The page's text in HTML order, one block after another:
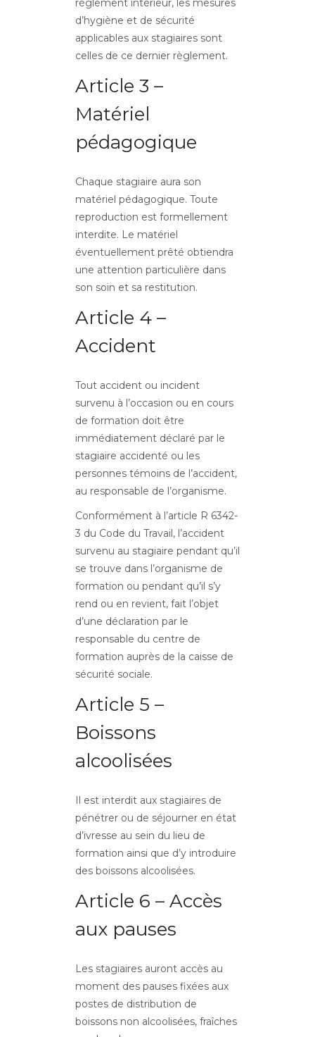
règlement intérieur, les mesures
d’hygiène et de sécurité
applicables aux stagiaires sont
celles de ce dernier règlement.
Article 3 –
Matériel
pédagogique
Chaque stagiaire aura son
matériel pédagogique. Toute
reproduction est formellement
interdite. Le matériel
éventuellement prêté obtiendra
une attention particulière dans
son soin et sa restitution.
Article 4 –
Accident
Tout accident ou incident
survenu à l’occasion ou en cours
de formation doit être
immédiatement déclaré par le
stagiaire accidenté ou les
personnes témoins de l’accident,
au responsable de l’organisme.
Conformément à l’article R 6342-
3 du Code du Travail, l’accident
survenu au stagiaire pendant qu’il
se trouve dans l’organisme de
formation ou pendant qu’il s’y
rend ou en revient, fait l’objet
d’une déclaration par le
responsable du centre de
formation auprès de la caisse de
sécurité sociale.
Article 5 –
Boissons
alcoolisées
Il est interdit aux stagiaires de
pénétrer ou de séjourner en état
d’ivresse au sein du lieu de
formation ainsi que d’y introduire
des boissons alcoolisées.
Article 6 – Accès
aux pauses
Les stagiaires auront accès au
moment des pauses fixées aux
postes de distribution de
boissons non alcoolisées, fraîches